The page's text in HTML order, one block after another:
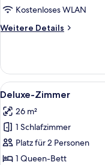
Kostenloses WLAN
Weitere Details
Weitere
(St
James)
Alle
Fotos
für
Deluxe-
Zimmer
anzeigen
5
Deluxe-Zimmer
26 m²
1 Schlafzimmer
Platz für 2 Personen
1 Queen-Bett